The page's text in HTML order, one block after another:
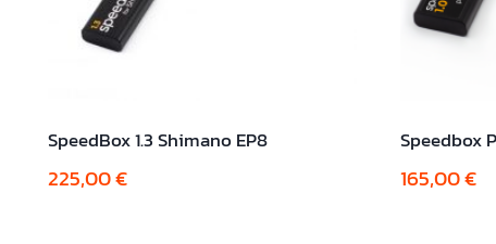
SpeedBox 1.3 Shimano EP8
225,00€
Speedbox
165,00€